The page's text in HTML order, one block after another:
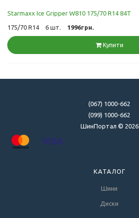
Starmaxx Ice Gripper W810 175/70 R14 84T
175/70 R14 6 шт. 1996грн.
Купити
(067) 1000-662
(099) 1000-662
ШинПортал © 2026
КАТАЛОГ
Шини
Диски